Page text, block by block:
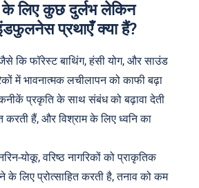
के लिए कुछ दुर्लभ लेकिन
प्रथाएँ क्या हैं?
कि फॉरेस्ट बाथिंग, हंसी योग, और साउंड
में भावनात्मक लचीलापन को काफी बढ़ा
प्रकृति के साथ संबंध को बढ़ावा देती
करती हैं, और विश्राम के लिए ध्वनि का
योकू, वरिष्ठ नागरिकों को प्राकृतिक
के लिए प्रोत्साहित करती है, तनाव को कम